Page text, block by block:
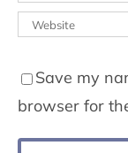
Save my
browser for